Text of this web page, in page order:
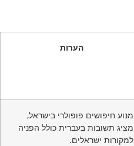
הערות
מנוע חיפושים פופולרי בישראל,
מציג תשובות בעברית כולל הפניה
למקורות ישראלים.